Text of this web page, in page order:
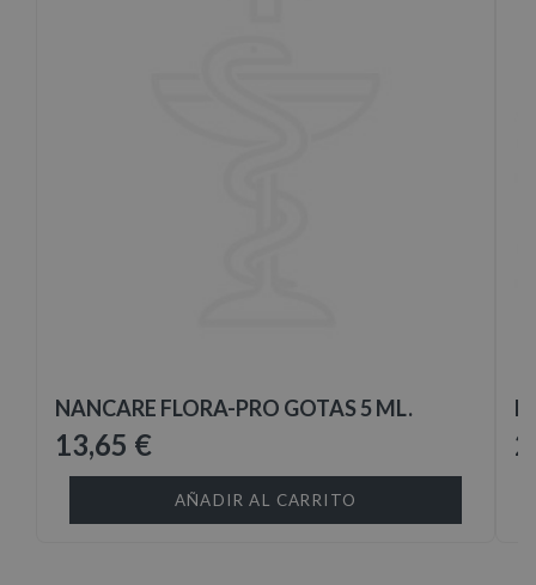
NANCARE FLORA-PRO GOTAS 5 ML.
13,65 €
AÑADIR AL CARRITO